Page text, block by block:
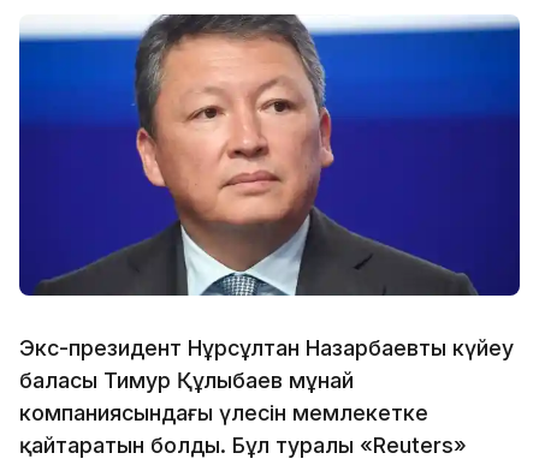
Экс-президент Нұрсұлтан Назарбаевтың күйеу
баласы Тимур Құлыбаев мұнай
компаниясындағы үлесін мемлекетке
қайтаратын болды. Бұл туралы «Reuters»